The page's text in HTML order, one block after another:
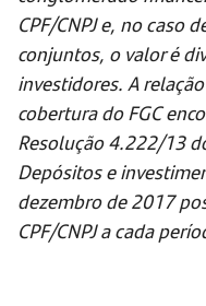
CPF/CNPJ e, no caso
conjuntos, o valor é
investidores. A
cobertura do FGC
Resolução 4.222/13
Depósitos e
dezembro de 2017
CPF/CNPJ a cada